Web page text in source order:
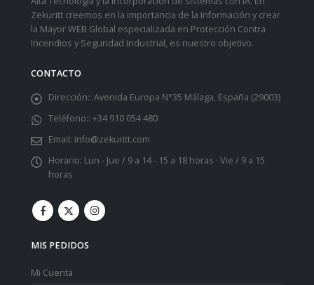
nuestro mercado con la inminente llegada de equipos de
Alta Tecnología y la incorporación de sistemas con iA. En
Zekuritt creemos en la importancia de la Información y crear
Incendios y Seguridad Industrial, es nuestro objetivo.
CONTACTO
+34 910 054 480
Email:
info@zekuritt.com
horas
MIS PEDIDOS